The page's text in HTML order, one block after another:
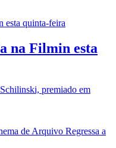
na Filmin esta
premiado em